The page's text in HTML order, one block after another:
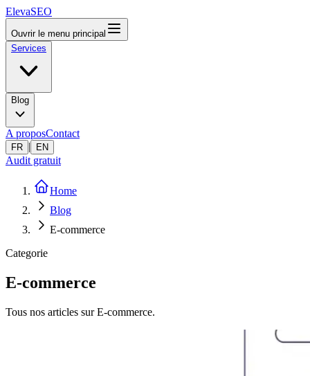
ElevaSEO
Ouvrir le menu principal
Services
Blog
A proposContact
FR | EN
Audit gratuit
Home
Blog
E-commerce
Categorie
E-commerce
Tous nos articles sur E-commerce.